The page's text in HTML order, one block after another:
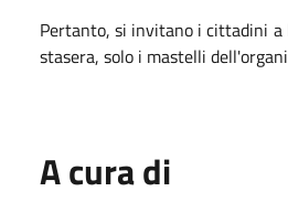
Pertanto, si invitano i cittadini a
stasera, solo i mastelli
A cura di